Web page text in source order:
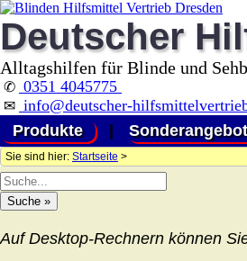
Deutscher
Alltagshilfen für Blinde und
✆ 0351 4045775
✉ info@deutscher-
Produkte
Sie sind hier: Startseite >
Auf Desktop-Rechnern können